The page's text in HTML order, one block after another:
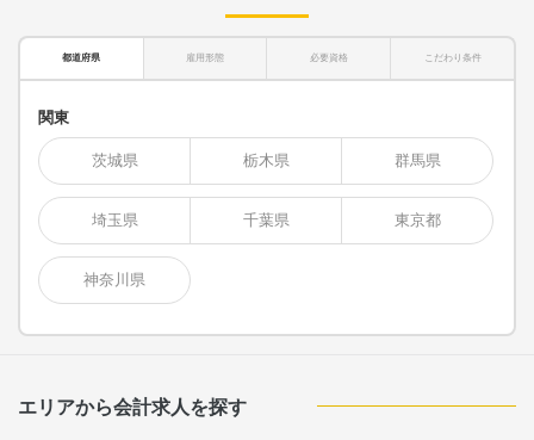
都道府県 雇用形態 必要資格 こだわり条件
関東
茨城県 栃木県 群馬県
埼玉県 千葉県 東京都
神奈川県
エリアから会計求人を探す